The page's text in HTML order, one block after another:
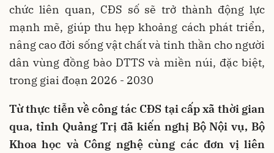
chức liên quan, CĐS số sẽ trở thành động lực
mạnh mẽ, giúp thu hẹp khoảng cách phát triển,
nâng cao đời sống vật chất và tinh thần cho người
dân vùng đồng bào DTTS và miền núi, đặc biệt,
trong giai đoạn 2026 - 2030
Từ thực tiễn về công tác CĐS tại cấp xã thời gian
qua, tỉnh Quảng Trị đã kiến nghị Bộ Nội vụ, Bộ
Khoa học và Công nghệ cùng các đơn vị liên